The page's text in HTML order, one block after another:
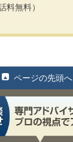
料無料）
ページの先頭へ